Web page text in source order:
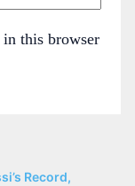
in this browser
Record,